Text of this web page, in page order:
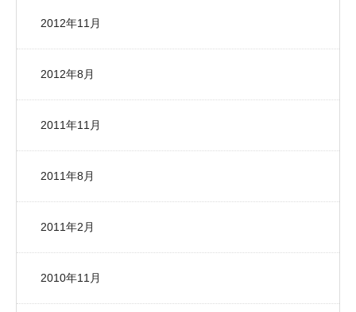
2012年11月
2012年8月
2011年11月
2011年8月
2011年2月
2010年11月